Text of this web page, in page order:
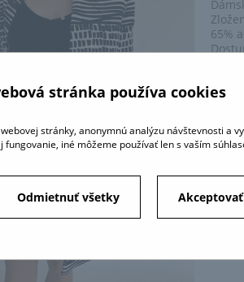
65%
stránka používa cookies
stránky, anonymnú analýzu návštevnosti a
fungovanie, iné môžeme používať len s vaším
Odmietnuť všetky